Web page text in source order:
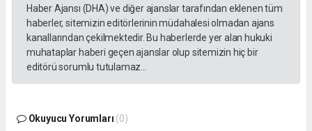
Haber Ajansı (DHA) ve diğer ajanslar tarafından eklenen tüm
haberler, sitemizin editörlerinin müdahalesi olmadan ajans
kanallarından çekilmektedir. Bu haberlerde yer alan hukuki
muhataplar haberi geçen ajanslar olup sitemizin hiç bir
editörü sorumlu tutulamaz...
Okuyucu Yorumları (0)